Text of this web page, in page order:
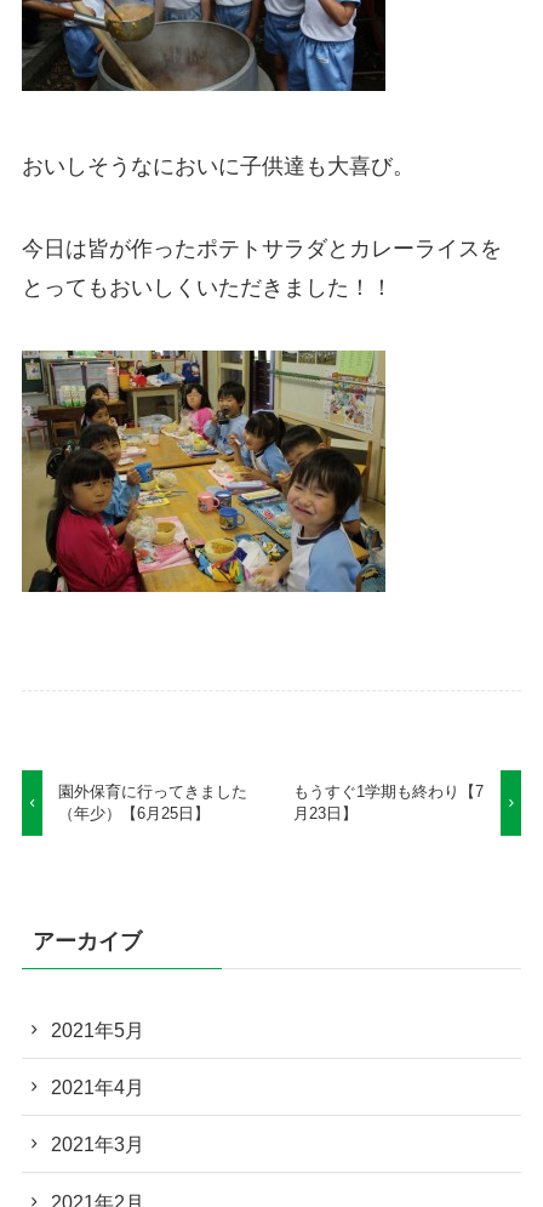
おいしそうなにおいに子供達も大喜び。
今日は皆が作ったポテトサラダとカレーライスを
とってもおいしくいただきました！！
園外保育に行ってきました
（年少）【6月25日】
もうすぐ1学期も終わり【7
月23日】
アーカイブ
2021年5月
2021年4月
2021年3月
2021年2月